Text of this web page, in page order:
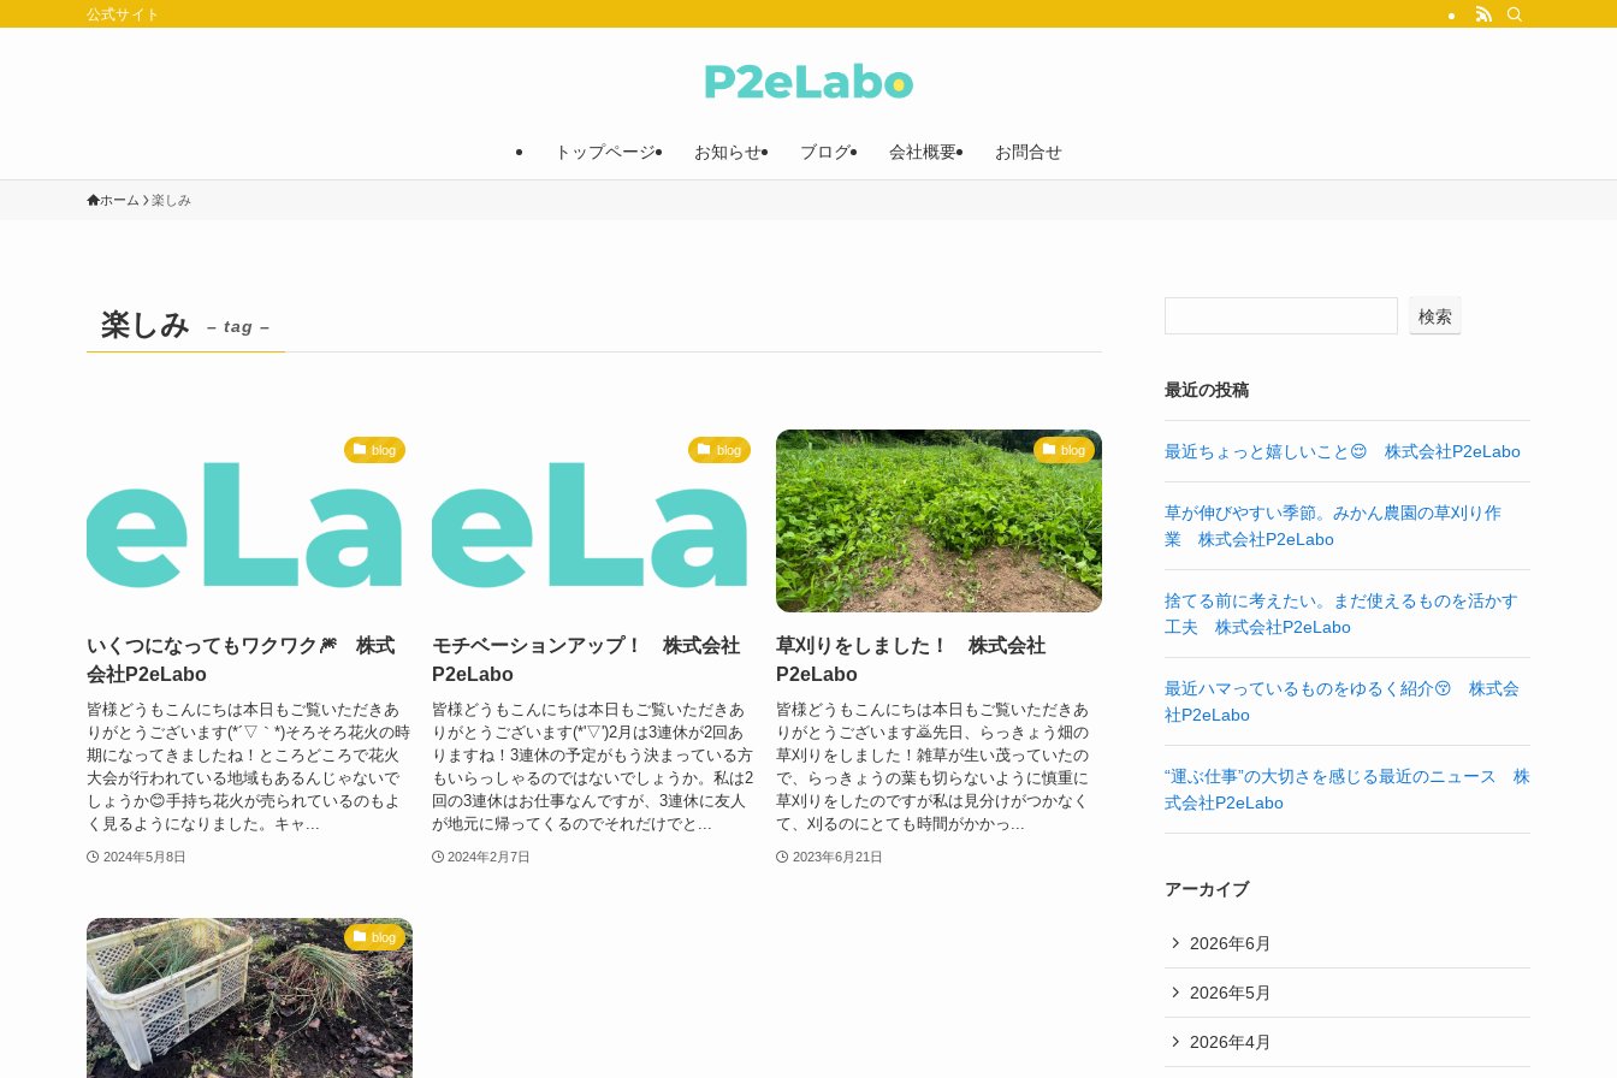
公式サイト
トップページ お知らせ ブログ 会社概要 お問合せ
ホーム 楽しみ
楽しみ – tag –
blog
いくつになってもワクワク🎆 株式
会社P2eLabo
皆様どうもこんにちは本日もご覧いただきあ
りがとうございます(*´▽｀*)そろそろ花火の時
期になってきましたね！ところどころで花火
大会が行われている地域もあるんじゃないで
しょうか😊手持ち花火が売られているのもよ
く見るようになりました。キャ...
2024年5月8日
blog
モチベーションアップ！ 株式会社
P2eLabo
皆様どうもこんにちは本日もご覧いただきあ
りがとうございます(*'▽')2月は3連休が2回あ
りますね！3連休の予定がもう決まっている方
もいらっしゃるのではないでしょうか。私は2
回の3連休はお仕事なんですが、3連休に友人
が地元に帰ってくるのでそれだけでと...
2024年2月7日
blog
草刈りをしました！ 株式会社
P2eLabo
皆様どうもこんにちは本日もご覧いただきあ
りがとうございます🙇先日、らっきょう畑の
草刈りをしました！雑草が生い茂っていたの
で、らっきょうの葉も切らないように慎重に
草刈りをしたのですが私は見分けがつかなく
て、刈るのにとても時間がかかっ...
2023年6月21日
blog
検索
最近の投稿
最近ちょっと嬉しいこと😌 株式会社P2eLabo
草が伸びやすい季節。みかん農園の草刈り作
業 株式会社P2eLabo
捨てる前に考えたい。まだ使えるものを活かす
工夫 株式会社P2eLabo
最近ハマっているものをゆるく紹介😚 株式会
社P2eLabo
“運ぶ仕事”の大切さを感じる最近のニュース 株
式会社P2eLabo
アーカイブ
2026年6月
2026年5月
2026年4月